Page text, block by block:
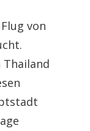
von
Thailand